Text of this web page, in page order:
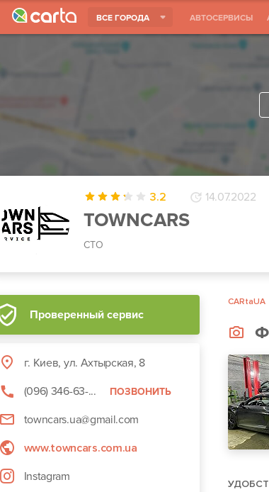
ВСЕ ГОРОДА АВТОСЕРВИСЫ
3.2 14.07.2022
TOWNCARS
СТО
Проверенный сервис
г. Киев, ул. Ахтырская, 8
(096) 346-63-...
ПОЗВОНИТЬ
towncars.ua@gmail.com
www.towncars.com.ua
Instagram
CARtaUA